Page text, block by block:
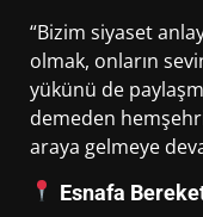
“Bizim siyaset
olmak, onların
yükünü de
demeden
araya gelmeye
Esnafa